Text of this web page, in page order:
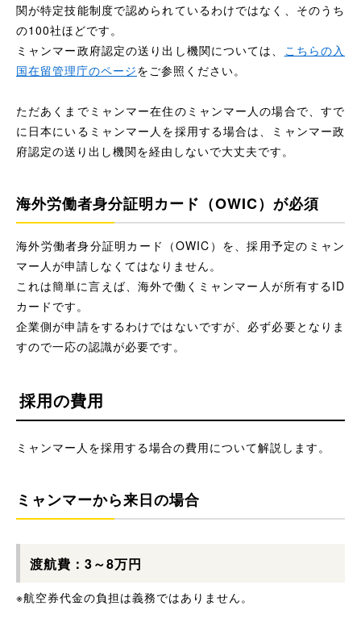
関が特定技能制度で認められているわけではなく、そのうち
の100社ほどです。
ミャンマー政府認定の送り出し機関については、
こちらの入
国在留管理庁のページをご参照ください。
ただあくまでミャンマー在住のミャンマー人の場合で、すで
に日本にいるミャンマー人を採用する場合は、ミャンマー政
府認定の送り出し機関を経由しないで大丈夫です。
海外労働者身分証明カード（OWIC）が必須
海外労働者身分証明カード（OWIC）を、採用予定のミャン
マー人が申請しなくてはなりません。
これは簡単に言えば、海外で働くミャンマー人が所有するID
カードです。
企業側が申請をするわけではないですが、必ず必要となりま
すので一応の認識が必要です。
採用の費用
ミャンマー人を採用する場合の費用について解説します。
ミャンマーから来日の場合
渡航費：3～8万円
※航空券代金の負担は義務ではありません。